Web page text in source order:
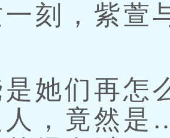
，紫萱与
们再怎么
人，竟然